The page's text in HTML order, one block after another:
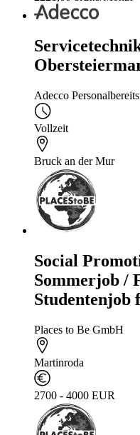
Adecco
Vollzeit
Bruck an der Mur
Social
Sommerjob /
Studentenjob
Places to Be GmbH
Martinroda
2700 - 4000 EUR